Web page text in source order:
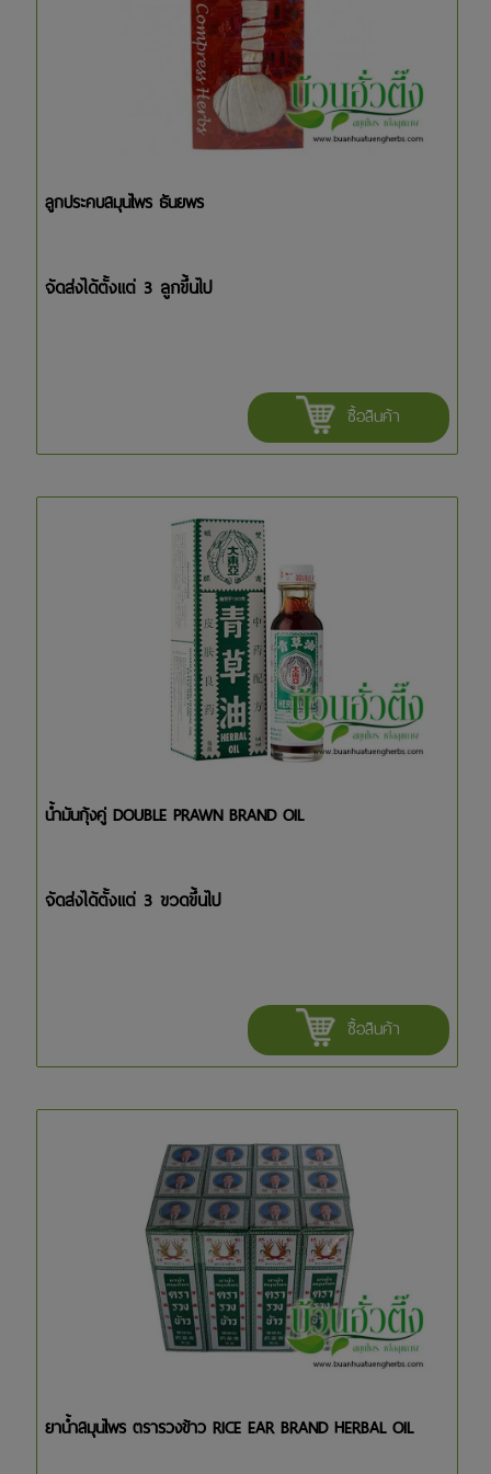
ลูกประคบสมุนไพร ธันยพร
จัดส่งได้ตั้งแต่ 3 ลูกขึ้นไป
ซื้อสินค้า
น้ำมันกุ้งคู่ DOUBLE PRAWN BRAND OIL
จัดส่งได้ตั้งแต่ 3 ขวดขึ้นไป
ซื้อสินค้า
ยาน้ำสมุนไพร ตรารวงข้าว RICE EAR BRAND HERBAL OIL